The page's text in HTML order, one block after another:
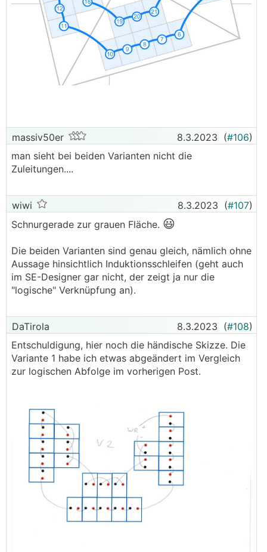
massiv50er 8.3.2023 (#106)
man sieht bei beiden Varianten nicht die
Zuleitungen....
wiwi 8.3.2023 (#107)
Schnurgerade zur grauen Fläche. 😃
Die beiden Varianten sind genau gleich, nämlich ohne
Aussage hinsichtlich Induktionsschleifen (geht auch
im SE-Designer gar nicht, der zeigt ja nur die
"logische" Verknüpfung an).
DaTirola 8.3.2023 (#108)
Entschuldigung, hier noch die händische Skizze. Die
Variante 1 habe ich etwas abgeändert im Vergleich
zur logischen Abfolge im vorherigen Post.